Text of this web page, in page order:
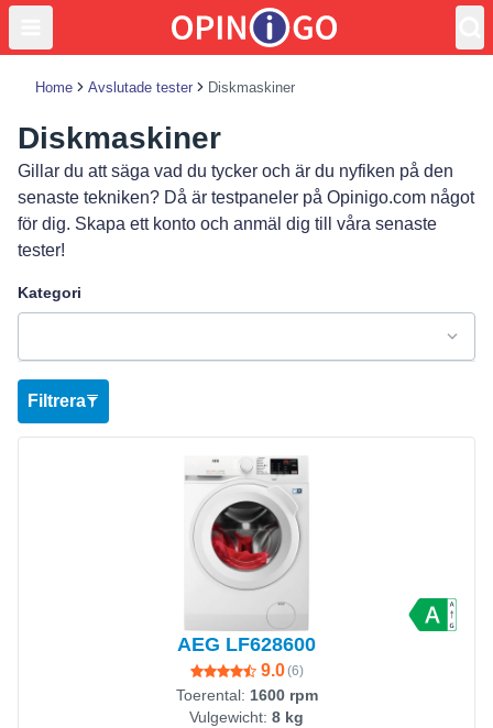
Home Avslutade tester Diskmaskiner
Diskmaskiner
Gillar du att säga vad du tycker och är du nyfiken på den
senaste tekniken? Då är testpaneler på Opinigo.com något
för dig. Skapa ett konto och anmäl dig till våra senaste
tester!
Kategori
Filtrera
AEG LF628600
9.0(6)
Toerental: 1600 rpm
Vulgewicht: 8 kg